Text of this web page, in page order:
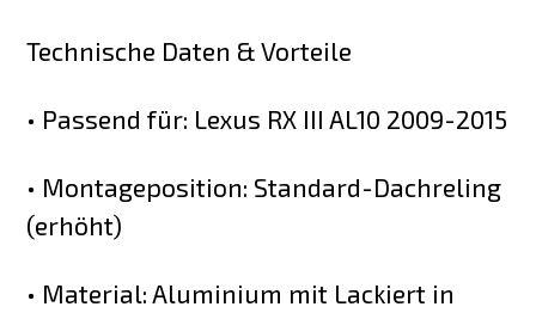
Technische Daten & Vorteile
• Passend für: Lexus RX III AL10 2009-2015
• Montageposition: Standard-Dachreling
(erhöht)
• Material: Aluminium mit Lackiert in